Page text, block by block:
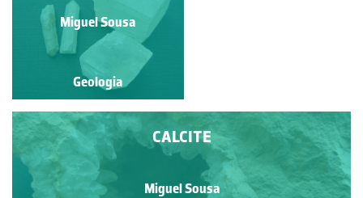
Miguel Sousa
Geologia
CALCITE
Miguel Sousa
Miguel Sousa
Geologia